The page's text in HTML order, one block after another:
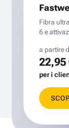
Fibra
6 e
a partire
22,95
per i